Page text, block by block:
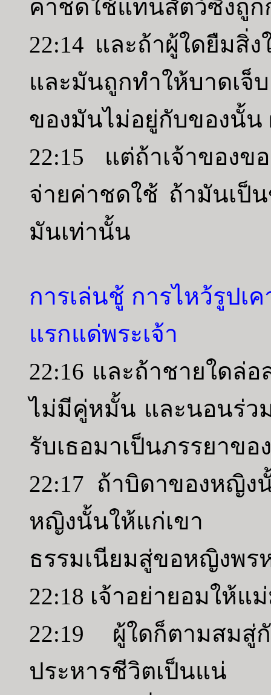
ค่าชดใช้แทนสัตว์ซึ่งถู
22:14 และถ้าผู้ใดยืมสิ่
และมันถูกทำให้บาดเ
ของมันไม่อยู่กับของนั้น
22:15 แต่ถ้าเจ้าของ
จ่ายค่าชดใช้ ถ้ามันเป็
มันเท่านั้น
การเล่นชู้ การไหว้รูปเ
แรกแด่พระเจ้า
22:16 และถ้าชายใดล่
ไม่มีคู่หมั้น และนอนร่ว
รับเธอมาเป็นภรรยาขอ
22:17 ถ้าบิดาของหญิง
หญิงนั้นให้แก่เขา เ
ธรรมเนียมสู่ขอหญิงพร
22:18 เจ้าอย่ายอมให้แ
22:19 ผู้ใดก็ตามสมสู่
ประหารชีวิตเป็นแน่